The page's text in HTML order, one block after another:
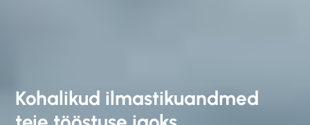
Kohalikud ilmastikuandmed